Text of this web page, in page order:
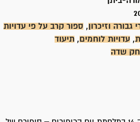
גבורה וזיכרון , ספור קרב על פי עדויות
, עדויות לוחמים , תיעוד
שדה